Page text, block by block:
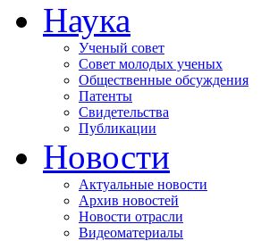
Наука
Ученый совет
Совет молодых ученых
Общественные обсуждения
Патенты
Свидетельства
Публикации
Новости
Актуальные новости
Архив новостей
Новости отрасли
Видеоматериалы